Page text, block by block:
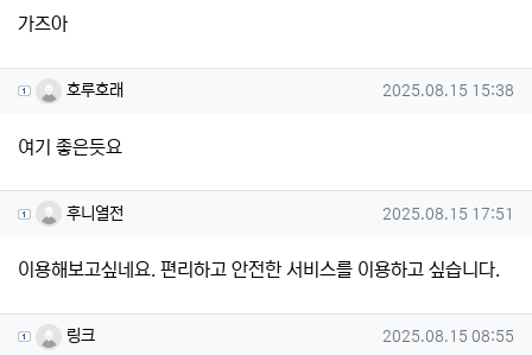
가즈아
호루호래님의 댓글
호루호래 작성일
2025.08.15 15:38
여기 좋은듯요
후니열전님의 댓글
후니열전 작성일
2025.08.15 17:51
이용해보고싶네요. 편리하고 안전한 서비스를 이용하고 싶습니다.
링크님의 댓글
링크 작성일
2025.08.15 08:55